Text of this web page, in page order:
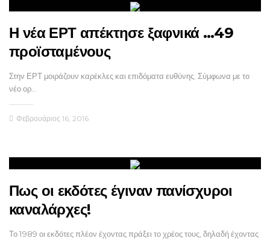
Η νέα ΕΡΤ απέκτησε ξαφνικά …49
προϊσταμένους
Στην ΕΡΤ μοιράζουν καρέκλες και επιδόματα ευθύνης. Σύμφωνα με το
νέο ορ…
Φεβρουάριος 16, 2016
Πως οι εκδότες έγιναν πανίσχυροι
καναλάρχες!
Το 1989 οι εκδότες πλέον έχοντας πράξει το χρέος τους, δηλαδή έχοντας